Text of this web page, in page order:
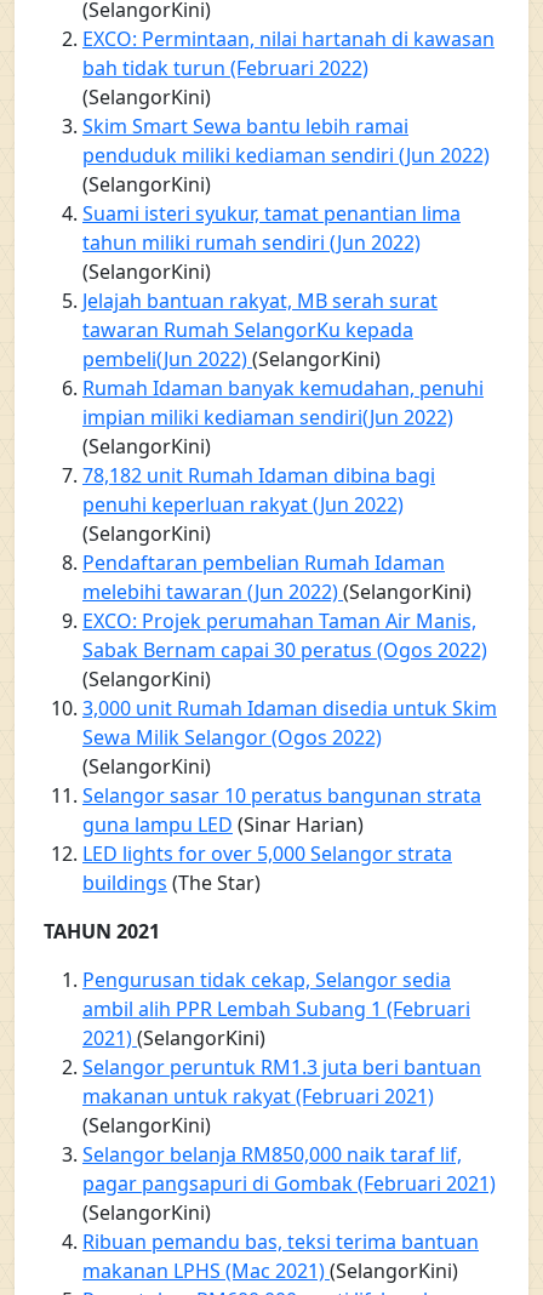
(SelangorKini)
EXCO: Permintaan, nilai hartanah di kawasan
bah tidak turun (Februari 2022)
(SelangorKini)
Skim Smart Sewa bantu lebih ramai
penduduk miliki kediaman sendiri (Jun 2022)
(SelangorKini)
Suami isteri syukur, tamat penantian lima
tahun miliki rumah sendiri (Jun 2022)
(SelangorKini)
Jelajah bantuan rakyat, MB serah surat
tawaran Rumah SelangorKu kepada
pembeli(Jun 2022)(SelangorKini)
Rumah Idaman banyak kemudahan, penuhi
impian miliki kediaman sendiri(Jun 2022)
(SelangorKini)
78,182 unit Rumah Idaman dibina bagi
penuhi keperluan rakyat (Jun 2022)
(SelangorKini)
Pendaftaran pembelian Rumah Idaman
melebihi tawaran (Jun 2022)(SelangorKini)
EXCO: Projek perumahan Taman Air Manis,
Sabak Bernam capai 30 peratus (Ogos 2022)
(SelangorKini)
3,000 unit Rumah Idaman disedia untuk Skim
Sewa Milik Selangor (Ogos 2022)
(SelangorKini)
Selangor sasar 10 peratus bangunan strata
guna lampu LED (Sinar Harian)
LED lights for over 5,000 Selangor strata
buildings (The Star)
TAHUN 2021
Pengurusan tidak cekap, Selangor sedia
ambil alih PPR Lembah Subang 1 (Februari
2021)(SelangorKini)
Selangor peruntuk RM1.3 juta beri bantuan
makanan untuk rakyat (Februari 2021)
(SelangorKini)
Selangor belanja RM850,000 naik taraf lif,
pagar pangsapuri di Gombak (Februari 2021)
(SelangorKini)
Ribuan pemandu bas, teksi terima bantuan
makanan LPHS (Mac 2021)(SelangorKini)